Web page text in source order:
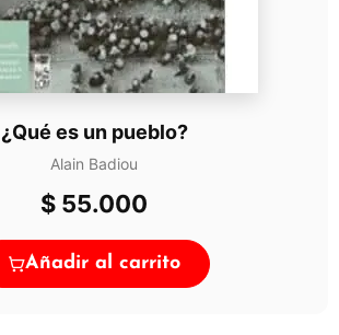
¿Qué es un pueblo?
Alain Badiou
$ 55.000
Añadir al carrito